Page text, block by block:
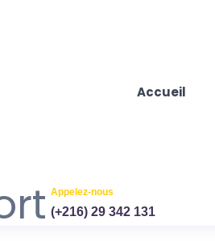
Accueil
Appelez-nous
(+216) 29 342 131